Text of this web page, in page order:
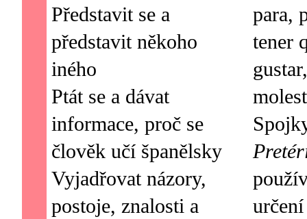
Představit se a
představit někoho
iného
Ptát se a dávat
informace, proč se
člověk učí španělsky
Vyjadřovat názory,
postoje, znalosti a
para,
tener
určení